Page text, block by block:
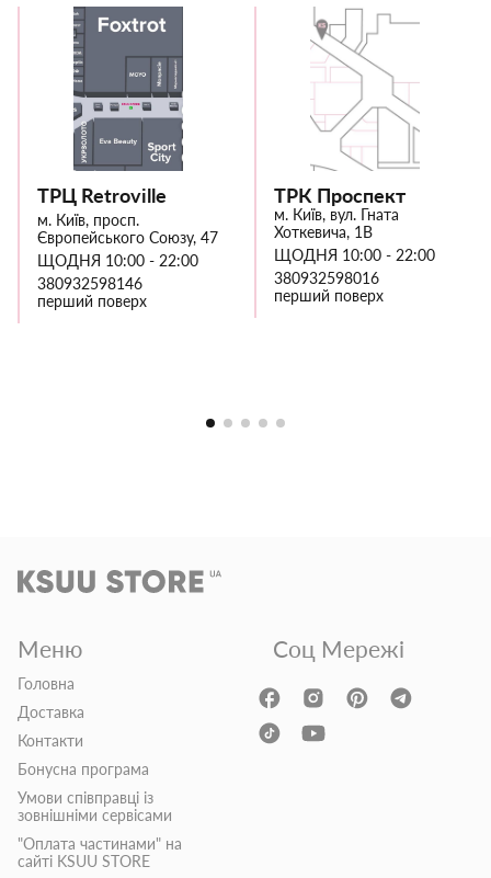
ТРЦ Retroville
м. Київ, просп.
Європейського Союзу, 47
ЩОДНЯ 10:00 - 22:00
380932598146
перший поверх
ТРК Проспект
м. Київ, вул. Гната
Хоткевича, 1В
ЩОДНЯ 10:00 - 22:00
380932598016
перший поверх
Меню
Головна
Доставка
Контакти
Бонусна програма
Умови співправці із
зовнішніми сервісами
"Оплата частинами" на
сайті KSUU STORE
Соц Мережі